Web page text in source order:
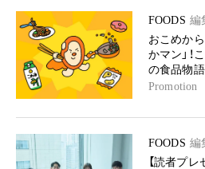
FOODS 編
おこめか
かマン」！
の食品物語
Promotion
FOODS 編
【読者プ